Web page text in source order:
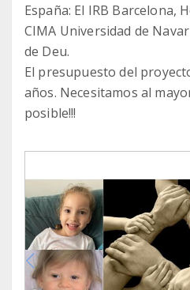
España: El IRB Barcelona,
CIMA Universidad de
de Deu.
El presupuesto del
años. Necesitamos al
posible!!!